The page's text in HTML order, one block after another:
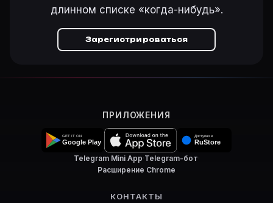
длинном списке «когда-нибудь».
Зарегистрироваться
ПРИЛОЖЕНИЯ
Telegram Mini App·Telegram-бот·
Расширение Chrome
КОНТАКТЫ